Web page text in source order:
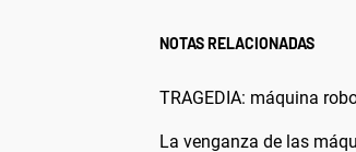
NOTAS RELACIONADAS
TRAGEDIA: máquina
La venganza de las